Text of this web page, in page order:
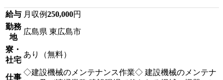
給与 月収例250,000円
勤務
地
広島県 東広島市
寮・
社宅
あり（無料）
仕事
◇建設機械のメンテナンス作業◇ 建設機械のメンテナ